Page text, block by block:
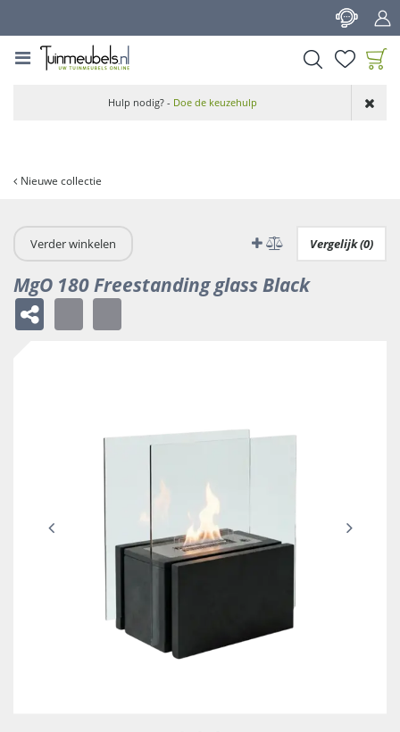
Nieuwe collectie
aan wensenlijst
Hulp nodig? - Doe de keuzehulp
Verder winkelen Vergelijk (0)
MgO 180 Freestanding glass Black